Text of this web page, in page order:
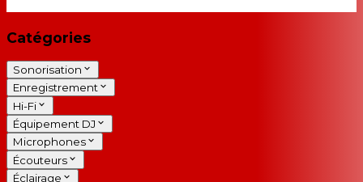
Catégories
Sonorisation
Enregistrement
Hi-Fi
Équipement DJ
Microphones
Écouteurs
Éclairage